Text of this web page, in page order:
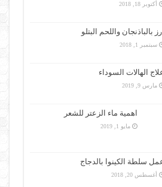
أكتوبر 18, 2018
بالباذنجان واللحم البتلو
سبتمبر 1, 2018
الهالات السوداء
مارس 9, 2019
اهمية ماء الزعتر للشعر
مايو 1, 2019
سلطة الكينوا بالدجاج
أغسطس 20, 2018